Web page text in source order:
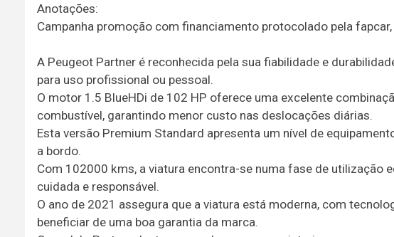
Anotações:
Campanha promoção com financiamento protocolado pela
A Peugeot Partner é reconhecida pela sua fiabilidade e
para uso profissional ou pessoal.
O motor 1.5 BlueHDi de 102 HP oferece uma excelente
combustível, garantindo menor custo nas deslocações diárias.
Esta versão Premium Standard apresenta um nível de
a bordo.
Com 102000 kms, a viatura encontra-se numa fase de utilização
cuidada e responsável.
O ano de 2021 assegura que a viatura está moderna, com
beneficiar de uma boa garantia da marca.